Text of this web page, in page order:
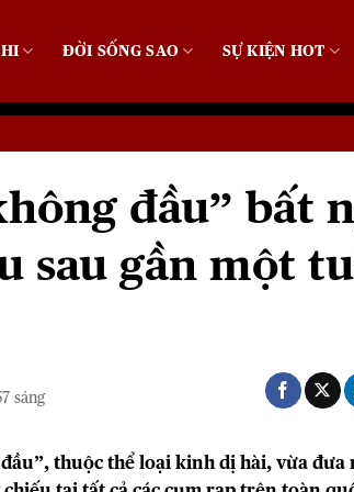
ĐỜI SỐNG SAO SỰ KIỆN HOT
đầu” bất
sau gần một
sáng
thuộc thể loại kinh dị hài, vừa đưa